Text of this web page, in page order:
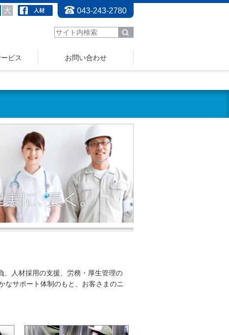
大 043-243-2780
ビス お問い合わせ
、人材採用の支援、労務・厚生管理の
なサポート体制のもと、お客さまのニ